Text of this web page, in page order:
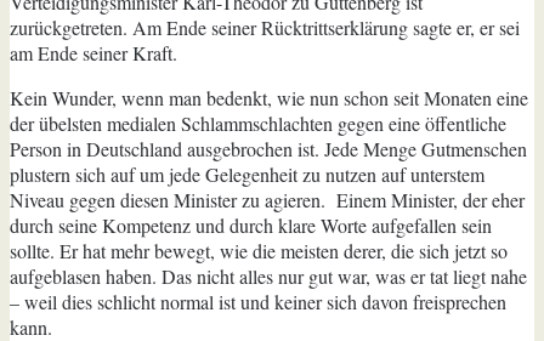
zurückgetreten. Am Ende seiner Rücktrittserklärung sagte er, er sei
am Ende seiner Kraft.
Kein Wunder, wenn man bedenkt, wie nun schon seit Monaten eine
der übelsten medialen Schlammschlachten gegen eine öffentliche
Person in Deutschland ausgebrochen ist. Jede Menge Gutmenschen
plustern sich auf um jede Gelegenheit zu nutzen auf unterstem
Niveau gegen diesen Minister zu agieren. Einem Minister, der eher
durch seine Kompetenz und durch klare Worte aufgefallen sein
sollte. Er hat mehr bewegt, wie die meisten derer, die sich jetzt so
aufgeblasen haben. Das nicht alles nur gut war, was er tat liegt nahe
– weil dies schlicht normal ist und keiner sich davon freisprechen
kann.